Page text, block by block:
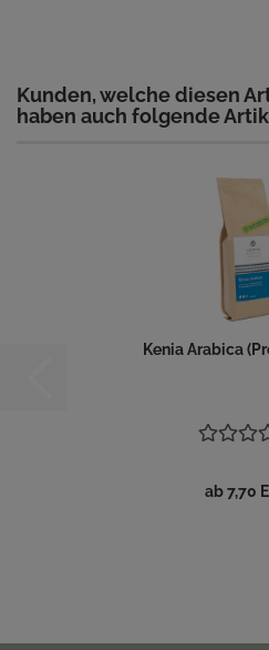
Kunden, welche diesen
haben auch folgende
Kenia Arabica
ab 7,70